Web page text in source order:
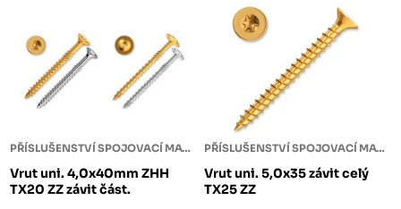
PŘÍSLUŠENSTVÍ SPOJOVACÍ MATERIÁL
Vrut uni. 4,0x40mm ZHH
TX20 ZZ závit část.
PŘÍSLUŠENSTVÍ SPOJOVACÍ MATERIÁL
Vrut uni. 5,0x35 závit celý
TX25 ZZ